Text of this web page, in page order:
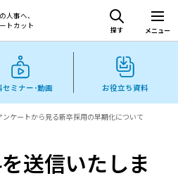
人事へ、
トカット
探す メニュー
セミナー･動画 お役立ち資料
ンケートから見る新卒採用の早期化について
送信いたしま